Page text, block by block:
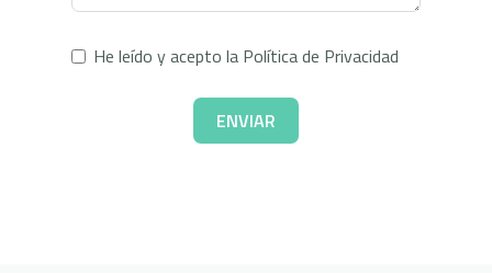
He leído y acepto la Política de Privacidad
ENVIAR